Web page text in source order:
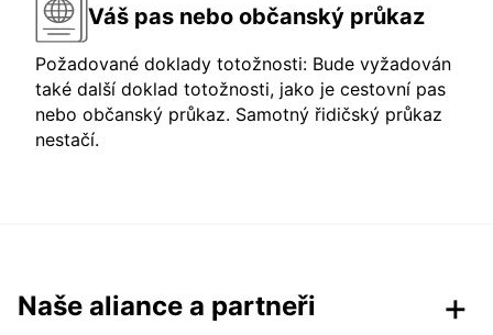
Váš pas nebo občanský průkaz
Požadované doklady totožnosti: Bude vyžadován
také další doklad totožnosti, jako je cestovní pas
nebo občanský průkaz. Samotný řidičský průkaz
nestačí.
Naše aliance a partneři